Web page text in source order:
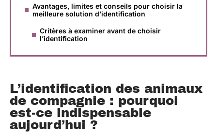
Avantages, limites et conseils pour choisir la
meilleure solution d’identification
Critères à examiner avant de choisir
l’identification
L’identification des animaux
de compagnie : pourquoi
est-ce indispensable
aujourd’hui ?